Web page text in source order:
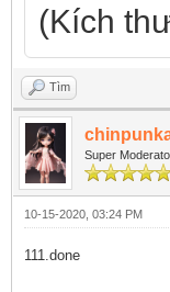
(Kích
Tìm
Super
10-15-2020, 03:24 PM
111.done